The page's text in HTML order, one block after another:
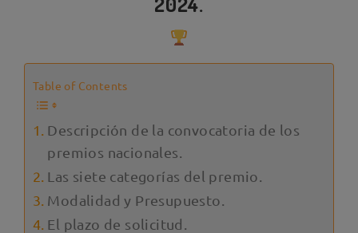
Table of Contents
Descripción de la convocatoria de los
premios nacionales.
Las siete categorías del premio.
Modalidad y Presupuesto.
El plazo de solicitud.